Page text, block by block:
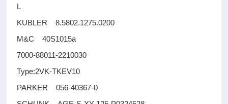
L
KUBLER 8.5802.1275.0200
M&C 40S1015a
7000-88011-2210030
Type:2VK-TKEV10
PARKER 056-40367-0